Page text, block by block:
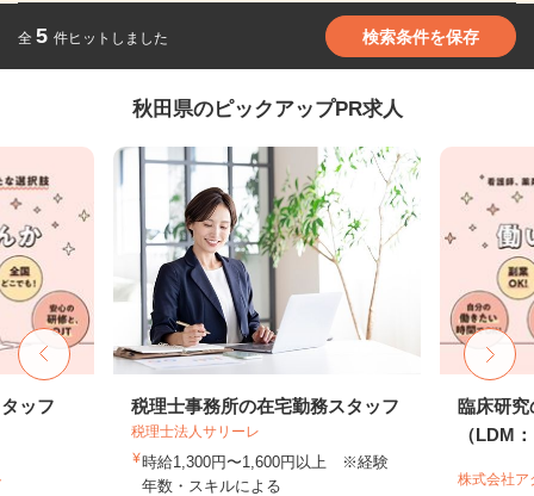
全 5 件ヒットしました 検索条件を保存
秋田県のピックアップPR求人
ッフ 税理士事務所の在宅勤務スタッフ
税理士法人サリーレ
時給1,300円〜1,600円以上 ※経験
年数・スキルによる
臨床研究
（LDM
株式会社ア